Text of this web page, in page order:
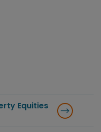
Equities